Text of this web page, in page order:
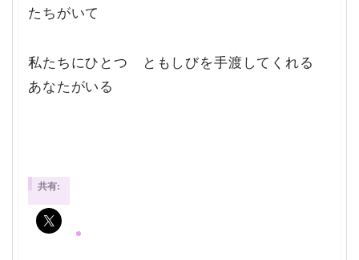
たちがいて
私たちにひとつ ともしびを手渡してくれる
あなたがいる
共有: